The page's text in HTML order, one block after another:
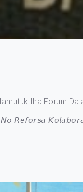
Iha Forum
𝘙𝘦𝘧𝘰𝘳𝘴𝘢